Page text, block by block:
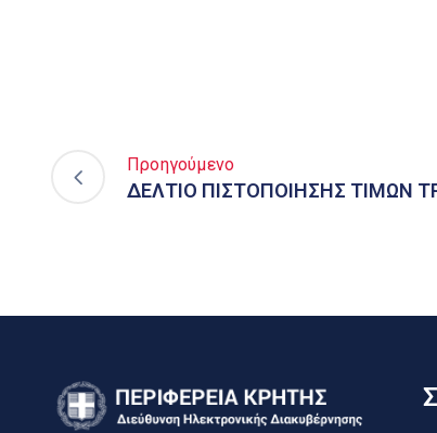
Προηγούμενο
ΔΕΛΤΙΟ ΠΙΣΤΟΠΟΙΗΣΗΣ ΤΙΜΩΝ